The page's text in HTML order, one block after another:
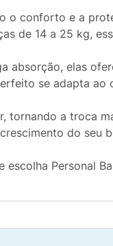
o conforto e a
de 14 a 25 kg,
absorção, elas
se adapta
tornando a troca
do seu
escolha Personal